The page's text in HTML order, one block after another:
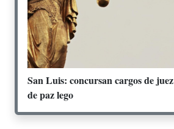
San Luis: concursan cargos de juez
de paz lego